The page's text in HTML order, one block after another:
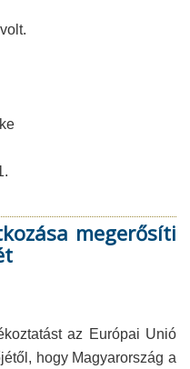
megerősíti
az Európai Unió
hogy Magyarország a